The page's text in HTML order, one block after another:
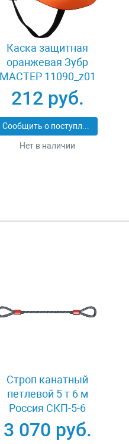
Каска защитная
оранжевая Зубр
МАСТЕР 11090_z01
212 руб.
Сообщить о поступлении
Нет в наличии
Строп канатный
петлевой 5 т 6 м
Россия СКП-5-6
3 070 руб.